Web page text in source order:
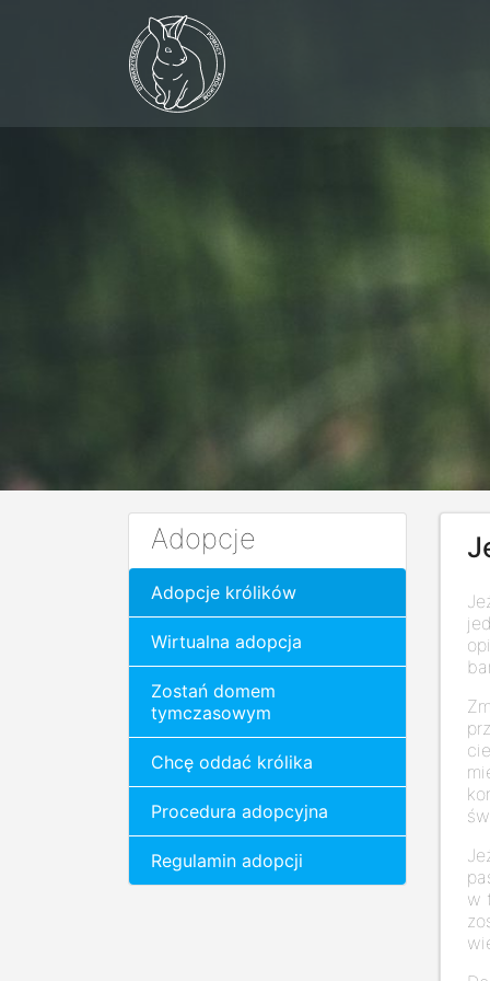
Adopcje
Adopcje królików
Wirtualna adopcja
Zostań domem
tymczasowym
Chcę oddać królika
Procedura adopcyjna
Regulamin adopcji
w